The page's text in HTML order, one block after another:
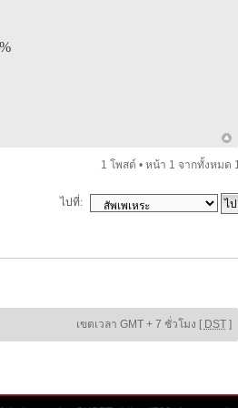
1 โพสต์ • หน้า 1 จากทั้งหมด 1
ไปที่:
เขตเวลา GMT + 7 ชั่วโมง [ DST]